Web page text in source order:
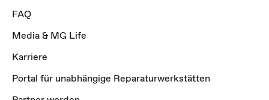
FAQ
Media & MG Life
Karriere
Portal für unabhängige Reparaturwerkstätten